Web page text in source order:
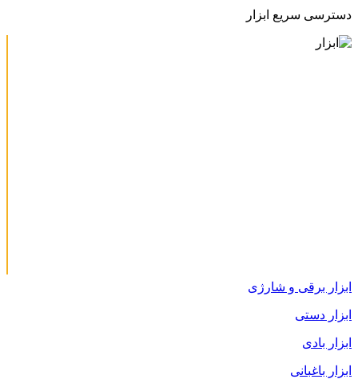
دسترسی سریع ابزار
ابزار برقی و شارژی
ابزار دستی
ابزار بادی
ابزار باغبانی